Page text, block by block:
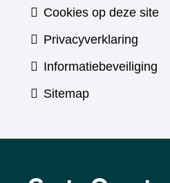
Cookies op deze site
Privacyverklaring
Informatiebeveiliging
Sitemap